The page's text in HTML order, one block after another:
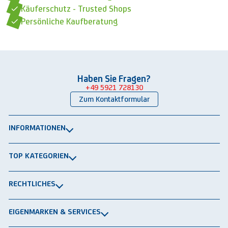
Käuferschutz - Trusted Shops
Persönliche Kaufberatung
Haben Sie Fragen?
+49 5921 728130
Zum Kontaktformular
INFORMATIONEN
Newsletter
TOP KATEGORIEN
Schwerlastregale
RECHTLICHES
EIGENMARKEN & SERVICES